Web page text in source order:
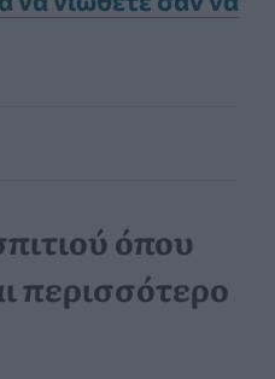
όπου
περισσότερο